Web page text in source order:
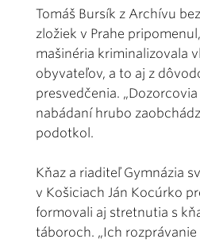
Tomáš Bursík z Archívu
zložiek v Prahe
mašinéria kriminalizovala
obyvateľov, a to aj z
presvedčenia.
nabádaní hrubo
podotkol.
Kňaz a riaditeľ Gymnázia
v Košiciach Ján Kocúrko
formovali aj stretnutia s
táboroch. „Ich